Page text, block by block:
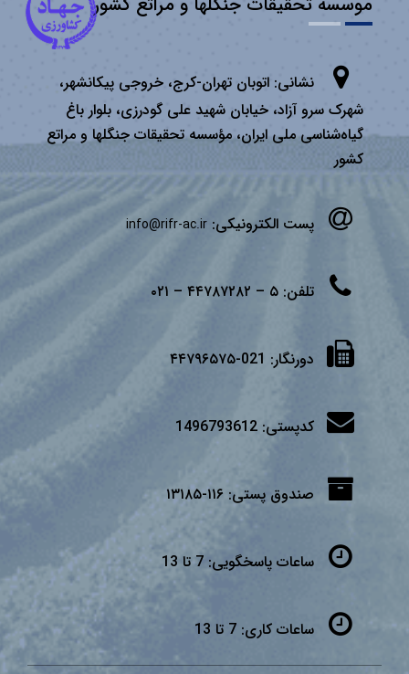
نشانی: اتوبان تهران­-كرج، خروجی پیكانشهر،
شهرک سرو آزاد، خیابان شهید علی گودرزی، بلوار باغ
گیاه‌شناسی ملی ایران، مؤسسه تحقیقات جنگلها و مراتع
كشور
پست الکترونیکی: info@rifr-ac.ir
تلفن: ۵ – ۴۴۷۸۷۲۸۲ – ۰۲۱
دورنگار: 021-۴۴۷۹۶۵۷۵
کدپستی: 1496793612
صندوق پستی: ۱۱۶-۱۳۱۸۵
ساعات پاسخگویی: 7 تا 13
ساعات کاری: 7 تا 13